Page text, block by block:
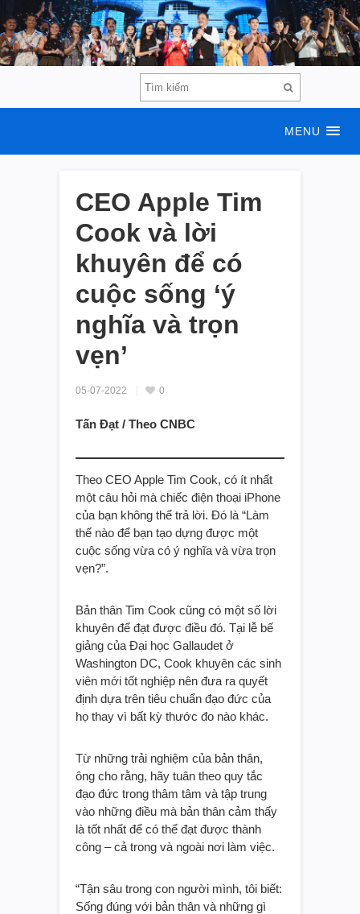
MENU
CEO Apple Tim
Cook và lời
khuyên để có
cuộc sống ‘ý
nghĩa và trọn
vẹn’
05-07-2022 0
Tấn Đạt / Theo CNBC
Theo CEO Apple Tim Cook, có ít nhất
một câu hỏi mà chiếc điện thoại iPhone
của bạn không thể trả lời. Đó là “Làm
thế nào để bạn tạo dựng được một
cuộc sống vừa có ý nghĩa và vừa trọn
vẹn?”.
Bản thân Tim Cook cũng có một số lời
khuyên để đạt được điều đó. Tại lễ bế
giảng của Đại học Gallaudet ở
Washington DC, Cook khuyên các sinh
viên mới tốt nghiệp nên đưa ra quyết
định dựa trên tiêu chuẩn đạo đức của
họ thay vì bất kỳ thước đo nào khác.
Từ những trải nghiệm của bản thân,
ông cho rằng, hãy tuân theo quy tắc
đạo đức trong thâm tâm và tập trung
vào những điều mà bản thân cảm thấy
là tốt nhất để có thể đạt được thành
công – cả trong và ngoài nơi làm việc.
“Tận sâu trong con người mình, tôi biết:
Sống đúng với bản thân và những gì